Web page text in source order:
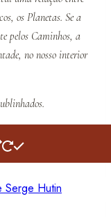
os Planetas. Se a
pelos Caminhos, a
no nosso interior